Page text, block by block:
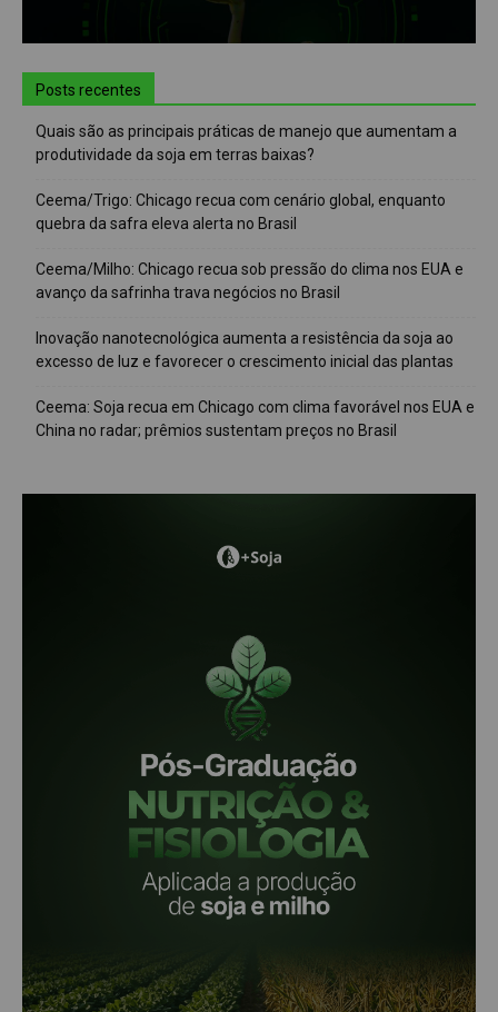
Posts recentes
Quais são as principais práticas de manejo que aumentam a
produtividade da soja em terras baixas?
Ceema/Trigo: Chicago recua com cenário global, enquanto
quebra da safra eleva alerta no Brasil
Ceema/Milho: Chicago recua sob pressão do clima nos EUA e
avanço da safrinha trava negócios no Brasil
Inovação nanotecnológica aumenta a resistência da soja ao
excesso de luz e favorecer o crescimento inicial das plantas
Ceema: Soja recua em Chicago com clima favorável nos EUA e
China no radar; prêmios sustentam preços no Brasil